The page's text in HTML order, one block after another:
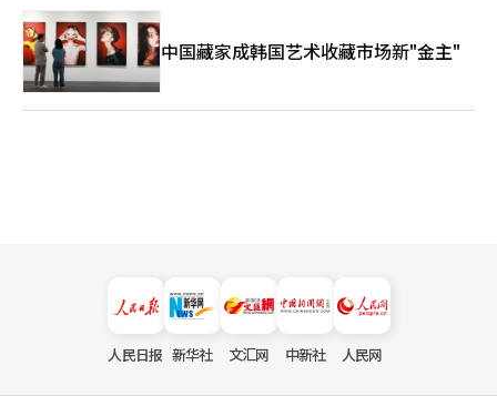
中国藏家成韩国艺术收藏市场新"金主"
人民日报 新华社 文汇网 中新社 人民网